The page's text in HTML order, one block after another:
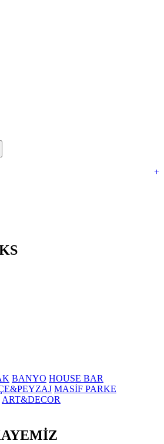
+
BANYO HOUSE BAR
MASİF PARKE
ART&DECOR